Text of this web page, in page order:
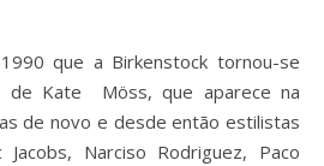
que a Birkenstock tornou-se
de Kate Möss, que aparece na
de novo e desde então estilistas
Narciso Rodriguez, Paco